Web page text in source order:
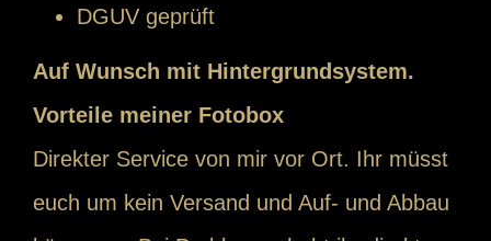
DGUV geprüft
Auf Wunsch mit Hintergrundsystem.
Vorteile meiner Fotobox
Direkter Service von mir vor Ort. Ihr müsst
euch um kein Versand und Auf- und Abbau